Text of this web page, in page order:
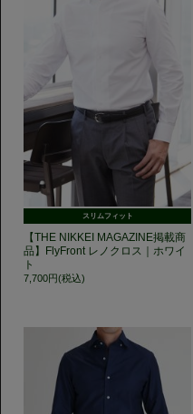
スリムフィット
【THE NIKKEI MAGAZINE掲載商
品】FlyFront レノクロス｜ホワイ
ト
7,700円(税込)